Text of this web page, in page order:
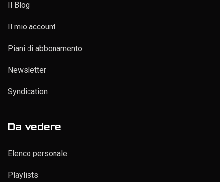
Il Blog
Il mio account
Piani di abbonamento
Newsletter
Syndication
Da vedere
Elenco personale
Playlists